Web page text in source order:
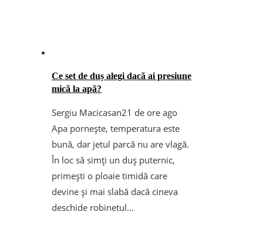
Ce set de duș alegi dacă ai presiune
mică la apă?
Sergiu Macicasan21 de ore ago
Apa pornește, temperatura este
bună, dar jetul parcă nu are vlagă.
În loc să simți un duș puternic,
primești o ploaie timidă care
devine și mai slabă dacă cineva
deschide robinetul...